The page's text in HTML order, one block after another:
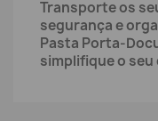
Transporte os
segurança e
Pasta Porta-
simplifique o seu